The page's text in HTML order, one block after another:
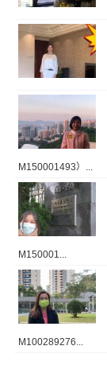
M150001493）...
M150001...
M100289276...